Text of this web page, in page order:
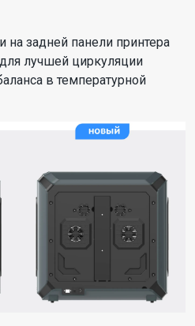
на задней панели принтера
лучшей циркуляции
в температурной